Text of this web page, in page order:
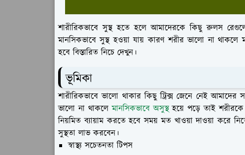
শারীরিকভাবে সুস্থ হতে হলে আমাদেরকে কিছু রুলস
মানসিকভাবে সুস্থ হওয়া যায় কারণ শরীর ভালো না
হবে বিস্তারিত নিচে দেখুন।
ভূমিকা
শারীরিকভাবে ভালো থাকার কিছু ট্রিক্স জেনে নেই আমাদের
ভালো না থাকলেমানসিকভাবে অসুস্থ হয়ে পড়ে তাই শরীরকে
নিয়মিত ব্যায়াম করতে হবে সময় মত খাওয়া দাওয়া করে
সুস্থতা লাভ করবেন।
স্বাস্থ্য সচেতনতা টিপস